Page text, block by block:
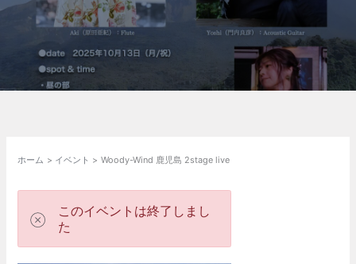
ホーム イベント Woody-Wind 鹿児島 2stage live
このイベントは終了しまし
た